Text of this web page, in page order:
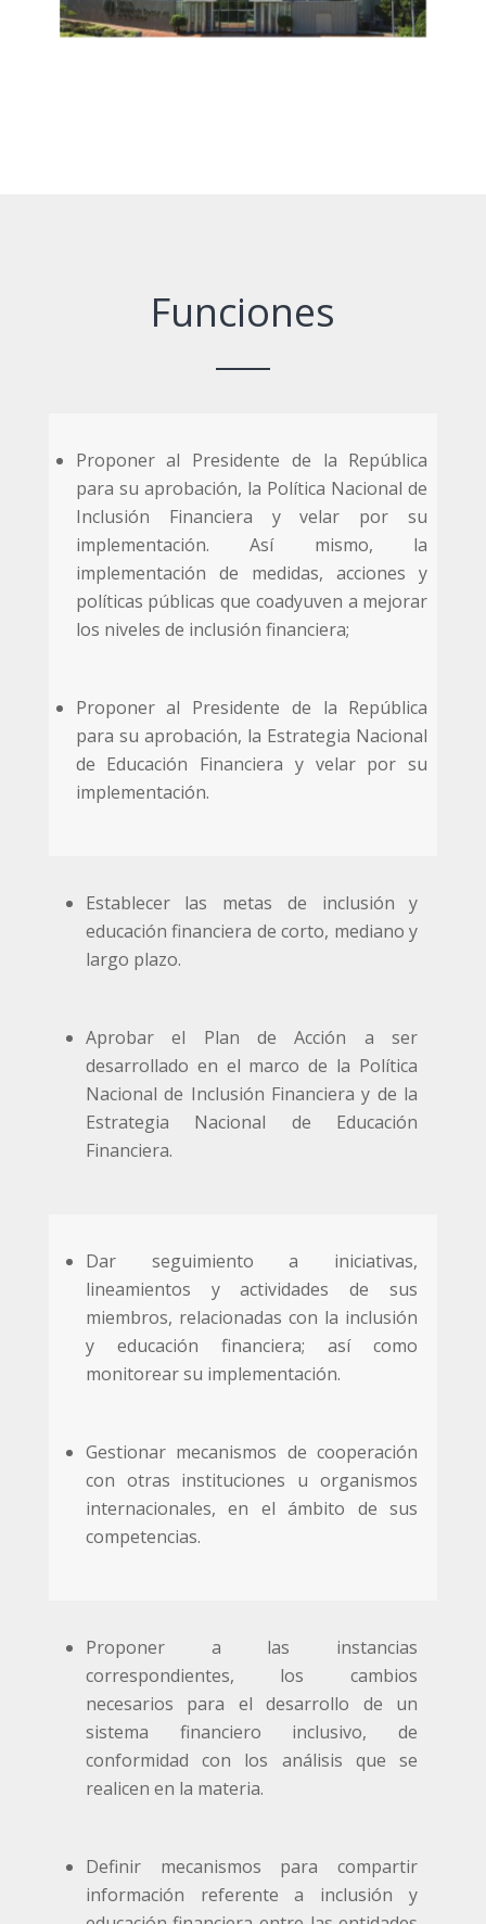
Funciones
Proponer al Presidente de la República
para su aprobación, la Política Nacional de
Inclusión Financiera y velar por su
implementación. Así mismo, la
implementación de medidas, acciones y
políticas públicas que coadyuven a mejorar
los niveles de inclusión financiera;
Proponer al Presidente de la República
para su aprobación, la Estrategia Nacional
de Educación Financiera y velar por su
implementación.
Establecer las metas de inclusión y
educación financiera de corto, mediano y
largo plazo.
Aprobar el Plan de Acción a ser
desarrollado en el marco de la Política
Nacional de Inclusión Financiera y de la
Estrategia Nacional de Educación
Financiera.
Dar seguimiento a iniciativas,
lineamientos y actividades de sus
miembros, relacionadas con la inclusión
y educación financiera; así como
monitorear su implementación.
Gestionar mecanismos de cooperación
con otras instituciones u organismos
internacionales, en el ámbito de sus
competencias.
Proponer a las instancias
correspondientes, los cambios
necesarios para el desarrollo de un
sistema financiero inclusivo, de
conformidad con los análisis que se
realicen en la materia.
Definir mecanismos para compartir
información referente a inclusión y